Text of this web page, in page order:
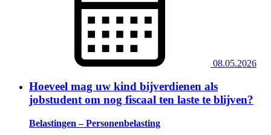
08.05.2026
Hoeveel mag uw kind bijverdienen als
jobstudent om nog fiscaal ten laste te blijven?
Belastingen – Personenbelasting